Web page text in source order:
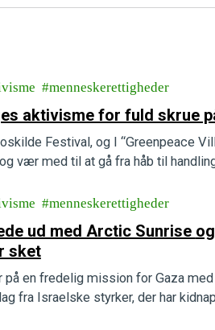
menneskerettigheder
aktivisme for fuld skrue
Festival, og I “Greenpeace
vær med til at gå fra håb til
menneskerettigheder
Sunrise og Global Sumud Flotilla for at
sket
en fredelig mission for Gaza
fra Israelske styrker, der har